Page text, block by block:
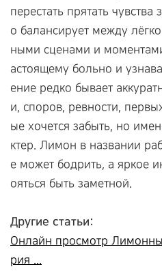
перестать прятать
о балансирует между
ными сценами и
астоящему больно и
ение редко бывает
и, споров, ревности,
ые хочется забыть, но
ктер. Лимон в названии
е может бодрить, а яркое
ояться быть заметной.
Другие статьи:
Онлайн просмотр
рия ...